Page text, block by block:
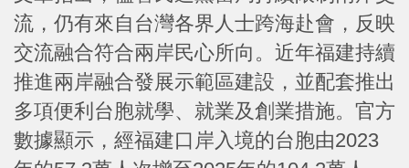
流，仍有來自台灣各界人士跨海赴會，反映
交流融合符合兩岸民心所向。近年福建持續
推進兩岸融合發展示範區建設，並配套推出
多項便利台胞就學、就業及創業措施。官方
數據顯示，經福建口岸入境的台胞由2023